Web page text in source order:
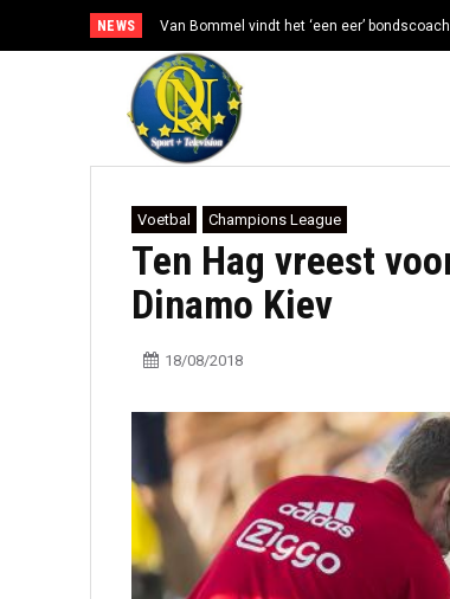
NEWS Van Bommel vindt het ‘een eer’
Voetbal Champions League
Ten Hag vreest
Dinamo Kiev
18/08/2018